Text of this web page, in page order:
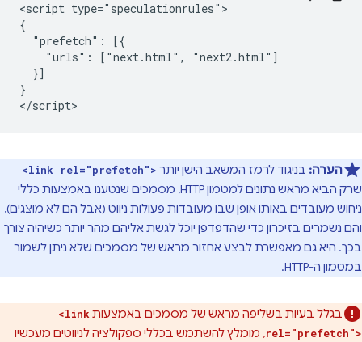
<script type="speculationrules">
{
  "prefetch": [{
    "urls": ["next.html", "next2.html"]
  }]
}
הערה: בניגוד לרמז המשאב הישן יותר <link rel="prefetch">
שרק הביא מראש נתונים למטמון HTTP, מסמכים שנטענו באמצעות כללי
ניחוש מעובדים באותו אופן שבו מעובדות פעולות ניווט (אבל הם לא מוצגים),
והם נשמרים בזיכרון כדי שהדפדפן יוכל לגשת אליהם מהר יותר כשיהיה צורך
בכך. היא גם מאפשרת לבצע אחזור מראש של מסמכים שלא ניתן לשמור
במטמון ה-HTTP.
בגלל בעיות בשליפה מראש של מסמכים באמצעות<link
rel="prefetch">, מומלץ להשתמש בכללי ספקולציה לניווטים מעכשיו